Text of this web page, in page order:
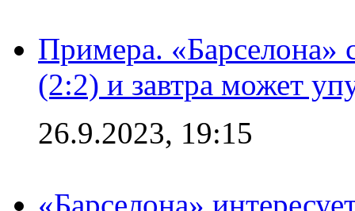
Примера. «Барселона»
(2:2) и завтра может
26.9.2023, 19:15
«Барселона»